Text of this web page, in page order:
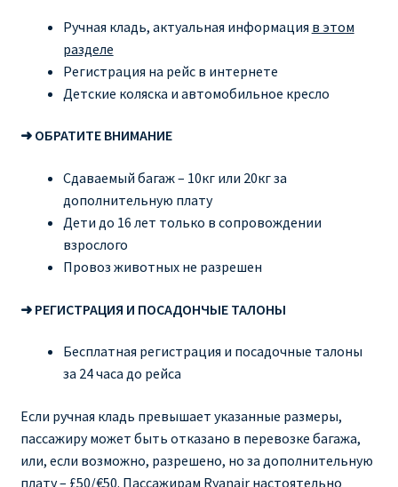
Ручная кладь, актуальная информация в этом
разделе
Регистрация на рейс в интернете
Детские коляска и автомобильное кресло
➜ ОБРАТИТЕ ВНИМАНИЕ
Сдаваемый багаж – 10кг или 20кг за
дополнительную плату
Дети до 16 лет только в сопровождении
взрослого
Провоз животных не разрешен
➜ РЕГИСТРАЦИЯ И ПОСАДОНЧЫЕ ТАЛОНЫ
Бесплатная регистрация и посадочные талоны
за 24 часа до рейса
Если ручная кладь превышает указанные размеры,
пассажиру может быть отказано в перевозке багажа,
или, если возможно, разрешено, но за дополнительную
плату – £50/€50. Пассажирам Ryanair настоятельно